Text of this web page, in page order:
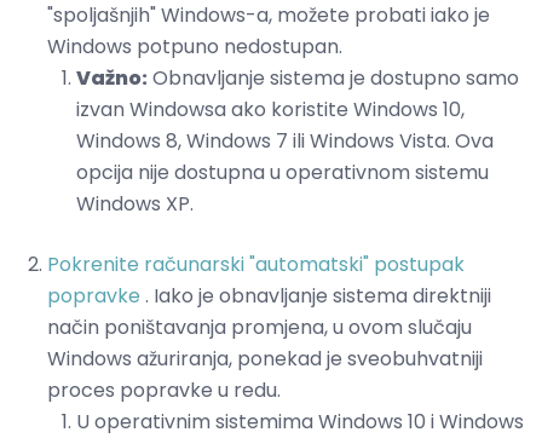
"spoljašnjih" Windows-a, možete probati iako je
Windows potpuno nedostupan.
Važno: Obnavljanje sistema je dostupno samo
izvan Windowsa ako koristite Windows 10,
Windows 8, Windows 7 ili Windows Vista. Ova
opcija nije dostupna u operativnom sistemu
Windows XP.
Pokrenite računarski "automatski" postupak
popravke . Iako je obnavljanje sistema direktniji
način poništavanja promjena, u ovom slučaju
Windows ažuriranja, ponekad je sveobuhvatniji
proces popravke u redu.
U operativnim sistemima Windows 10 i Windows